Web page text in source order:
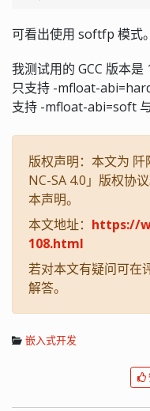
可看出使用 softfp 模式。
我测试用的 GCC 版本
只支持 -mfloat-
支持 -mfloat-abi=soft
版权声明：本文为 阡
NC-SA 4.0」版权协
本声明。
本文地址： https://
108.html
若对本文有疑问可在
解答。
嵌入式开发